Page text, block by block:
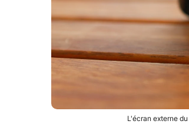
L'écran externe